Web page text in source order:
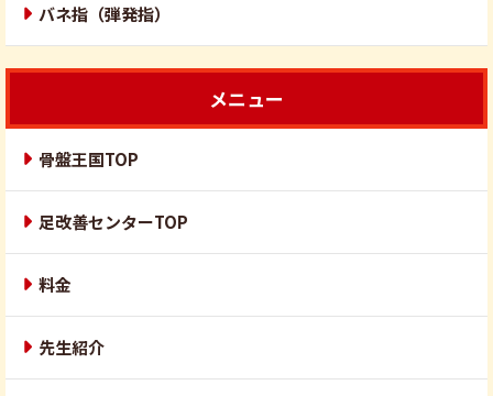
バネ指（弾発指）
メニュー
骨盤王国TOP
足改善センターTOP
料金
先生紹介